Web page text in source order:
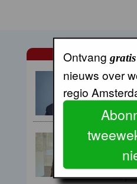
NUL20
Key
Ontvang gratis
nieuws over
regio